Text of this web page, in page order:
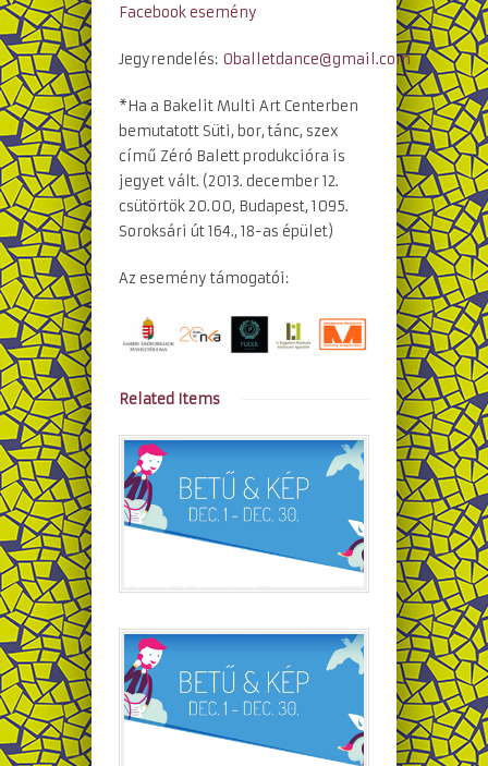
Facebook esemény
Jegyrendelés: 0balletdance@gmail.com
*Ha a Bakelit Multi Art Centerben
bemutatott Süti, bor, tánc, szex
című Zéró Balett produkcióra is
jegyet vált. (2013. december 12.
csütörtök 20.00, Budapest, 1095.
Soroksári út 164., 18-as épület)
Az esemény támogatói:
Related Items